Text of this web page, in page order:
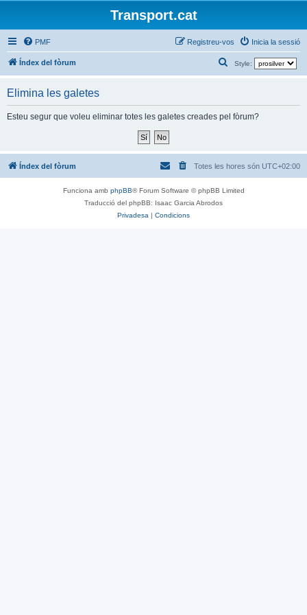
Transport.cat
PMF Inicia la sessió
Registreu-vos
Índex del fòrum Style:
e
Elimina les galetes
Esteu segur que voleu eliminar totes les galetes creades pel fòrum?
Índex del fòrum Totes les hores són UTC+02:00
Funciona amb phpBB® Forum Software © phpBB Limited
Traducció del phpBB: Isaac Garcia Abrodos
Privadesa | Condicions